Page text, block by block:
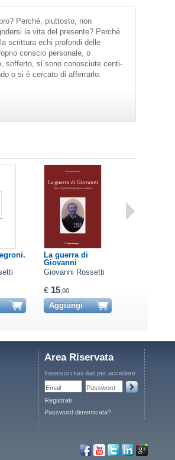
Perché, piuttosto, non
la vita del presente? Perché
scrittura echi profondi delle
conscio personale, o
sofferto, si sono conosciute centi-
o si è cercato di afferrarlo.
La guerra di
Giovanni
Giovanni Rossetti
€ 15,00
Aggiungi
Area Riservata
Inserisci i tuoi dati per accedere
Email
Password
Registrati
Password dimenticata?